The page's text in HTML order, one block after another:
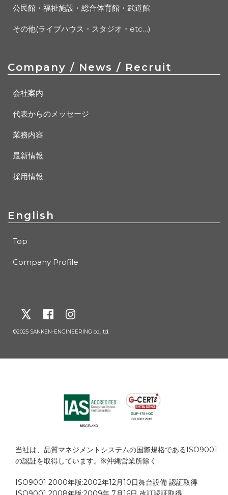
公民館・福祉施設・総合体育館・武道館
その他(ライブハウス・スタジオ・etc…)
Company / News / Recruit
会社案内
代表からのメッセージ
業務内容
最新情報
採用情報
English
Top
Company Profile
©2025 SANKEN-ENGINEERING co.,ltd.
当社は、品質マネジメントシステムの国際規格であるISO9001
の認証を取得しています。※沖縄営業所除く
ISO9001 2000年版:2002年12月10日舞台設備 認証取得